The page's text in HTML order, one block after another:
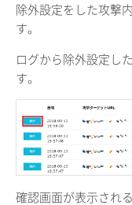
除外設定をした攻撃
す。
ログから除外設定し
す。
確認画面が表示され